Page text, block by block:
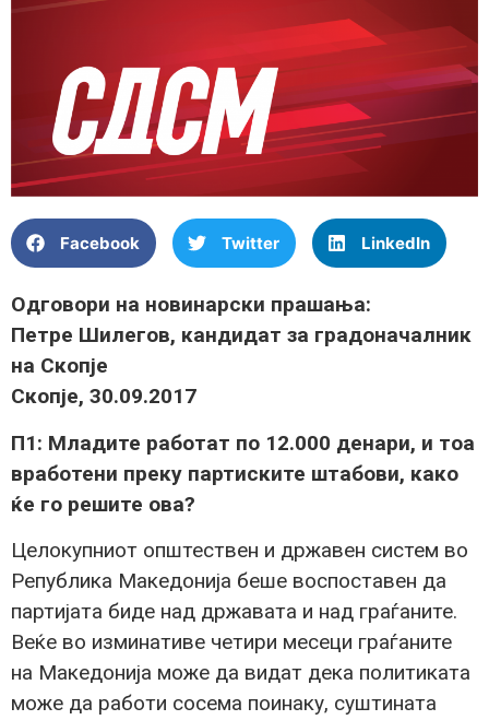
Facebook Twitter LinkedIn
Одговори на новинарски прашања:
Петре Шилегов, кандидат за градоначалник
на Скопје
Скопје, 30.09.2017
П1: Младите работат по 12.000 денари, и тоа
вработени преку партиските штабови, како
ќе го решите ова?
Целокупниот општествен и државен систем во
Република Македонија беше воспоставен да
партијата биде над државата и над граѓаните.
Веќе во изминативе четири месеци граѓаните
на Македонија може да видат дека политиката
може да работи сосема поинаку, суштината